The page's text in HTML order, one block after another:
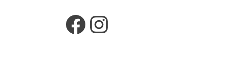
Facebook
Instagram